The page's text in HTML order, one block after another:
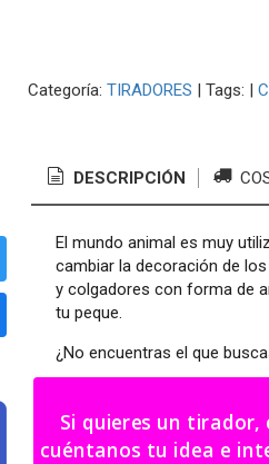
Categoría: TIRADORES | Tags: |
DESCRIPCIÓN
El mundo animal es muy
cambiar la decoración de
y colgadores con forma de
tu peque.
¿No encuentras el que
Podemos hacer el tirador
Tirador/Colgador libélula
Si quieres un
cuéntanos tu idea e